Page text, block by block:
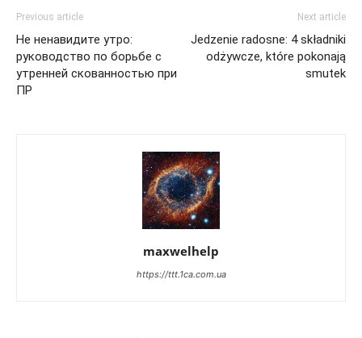
Previous article
Не ненавидите утро:
руководство по борьбе с
утренней скованностью при
ПР
Next article
Jedzenie radosne: 4 składniki
odżywcze, które pokonają
smutek
maxwelhelp
https://ttt.1ca.com.ua